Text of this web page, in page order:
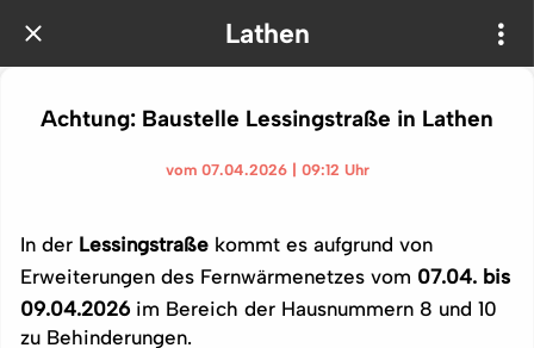
Lathen
Achtung: Baustelle Lessingstraße in Lathen
vom 07.04.2026 | 09:12 Uhr
In der Lessingstraße kommt es aufgrund von
Erweiterungen des Fernwärmenetzes vom 07.04. bis
09.04.2026 im Bereich der Hausnummern 8 und 10
zu Behinderungen.